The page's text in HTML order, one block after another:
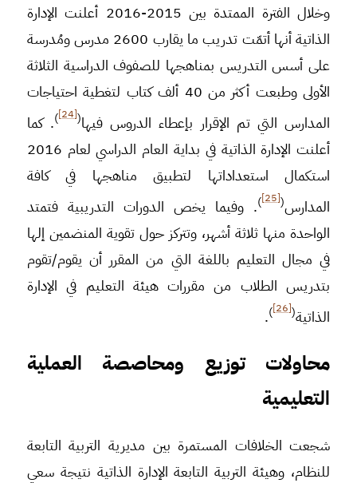
وخلال الفترة الممتدة بين 2015-2016 أعلنت الإدارة
الذاتية أنها أتمّت تدريب ما يقارب 2600 مدرس ومُدرسة
على أسس التدريس بمناهجها للصفوف الدراسية الثلاثة
الأولى وطبعت أكثر من 40 ألف كتاب لتغطية احتياجات
المدارس التي تم الإقرار بإعطاء الدروس فيها(
[24]
). كما
أعلنت الإدارة الذاتية في بداية العام الدراسي لعام 2016
استكمال استعداداتها لتطبيق مناهجها في كافة
المدارس(
[25]
). وفيما يخص الدورات التدريبية فتمتد
الواحدة منها ثلاثة أشهر، وتتركز حول تقوية المنضمين إلها
في مجال التعليم باللغة التي من المقرر أن يقوم/تقوم
بتدريس الطلاب من مقررات هيئة التعليم في الإدارة
الذاتية(
[26]
)
.
محاولات توزيع ومحاصصة العملية
التعليمية
شجعت الخلافات المستمرة بين مديرية التربية التابعة
للنظام، وهيئة التربية التابعة الإدارة الذاتية نتيجة سعي